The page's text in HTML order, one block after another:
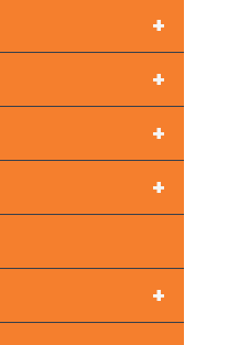
+
+
+
+
+